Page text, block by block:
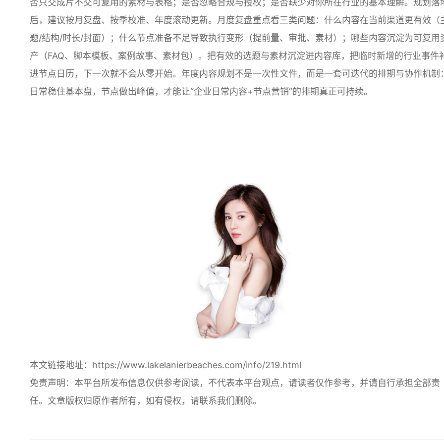
否只交成片不交可复用的素材与表格；是否忽略合规与授权；是否缺少对你所在行业的基本理解。规划落
后，建议按月复盘、按季校准、年度滚动更新。月度复盘重点看三类问题：什么内容在当前渠道更有效（
题/结构/时长/封面）；什么节点准备不足导致执行变形（提前量、审批、素材）；哪些内容沉淀为可复用
产（FAQ、脚本模板、案例故事、素材包）。把有效的选题与素材沉淀进内容库，把临时新增的行业事件
进节点日历，下一次就不会从零开始。年度内容规划不是一次性文件，而是一套可迭代的排期与协作机制：
日常稳住基本盘，节点做出峰值，才能让“企业日常内容+节点营销”的排期真正可持续。
本文链接地址： https://www.lakelanierbeaches.com/info/219.html
免责声明：本平台所发布信息仅供参考阅读，不代表本平台观点，请读者仅作参考，并请自行承担全部责
任。文章版权归原作者所有，如有侵权，请联系我们删除。